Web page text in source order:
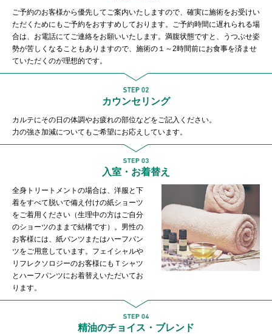
ご予約のお客様から優先してご案内いたしますので、確実に施術をお受けい
ただくためにもご予約をおすすめしております。ご予約時間に遅れられる場
合は、お電話にてご連絡をお願いいたします。満腹状態ですと、うつぶせ姿
勢が苦しくなることもありますので、施術の１～2時間前にお食事を済ませ
ていただくのが理想的です。
カウンセリング
カルテにその日の体調やお疲れの部位などをご記入ください。
力の強さ加減についてもご希望にお応えしています。
入室・お着替え
全身トリートメントの場合は、洋服と下
着をすべて脱いで備え付けの紙ショーツ
をご着用ください（生理中の方はご自分
のショーツのままで結構です）。男性の
お客様には、紙パンツまたはハーフパン
ツをご用意しています。フェイシャルや
リフレクソロジーのお客様にもＴシャツ
とハーフパンツにお着替えいただいてお
ります。
精油のチョイス・ブレンド